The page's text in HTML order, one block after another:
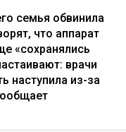
семья обвинила
что аппарат
«сохранялись
врачи
наступила из-за